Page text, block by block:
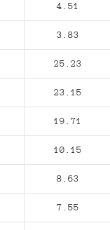
4.51
3.83
25.23
23.15
19.71
10.15
8.63
7.55